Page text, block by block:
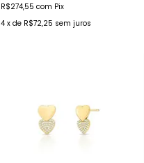
R$274,55 com Pix
4 x de R$72,25 sem juros